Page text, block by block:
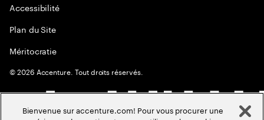
Accessibilité
Plan du Site
Méritocratie
©2026 Accenture. Tout droits réservés.
Bienvenue sur accenture.com! Pour vous procurer une